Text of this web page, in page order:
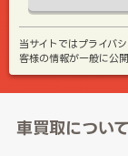
当サイトではプライバ
客様の情報が一般に公
車買取について